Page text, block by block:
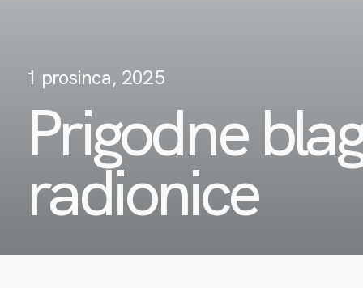
1 prosinca, 2025
Prigodne
radionice